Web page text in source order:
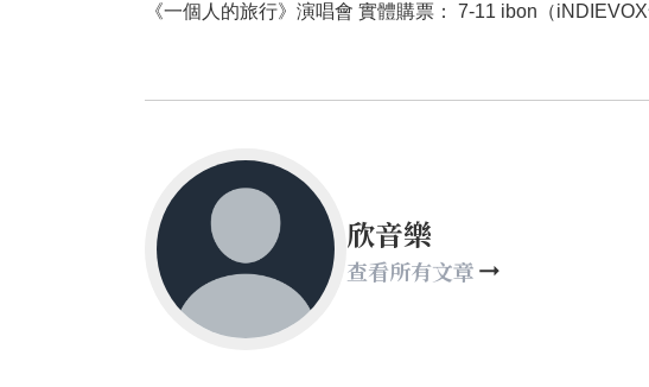
《一個人的旅行》演唱會 實體購票： 7-11 ibon （iNDIEVOX
欣音樂
查看所有文章